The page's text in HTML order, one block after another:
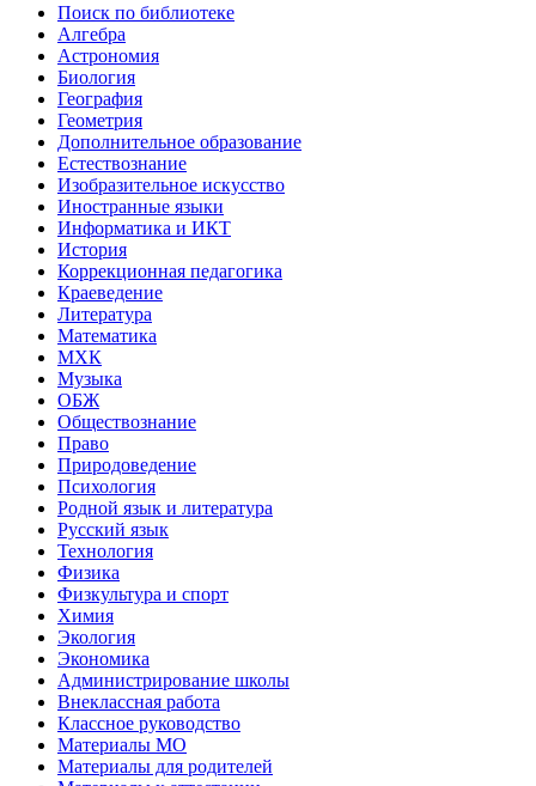
Поиск по библиотеке
Алгебра
Астрономия
Биология
География
Геометрия
Дополнительное образование
Естествознание
Изобразительное искусство
Иностранные языки
Информатика и ИКТ
История
Коррекционная педагогика
Краеведение
Литература
Математика
МХК
Музыка
ОБЖ
Обществознание
Право
Природоведение
Психология
Родной язык и литература
Русский язык
Технология
Физика
Физкультура и спорт
Химия
Экология
Экономика
Администрирование школы
Внеклассная работа
Классное руководство
Материалы МО
Материалы для родителей